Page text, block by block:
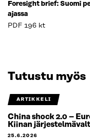
Foresight brief: Suomi
ajassa
PDF 196 kt
Tutustu myös
ARTIKKELI
China shock 2.0 –
Kiinan
25.6.2026